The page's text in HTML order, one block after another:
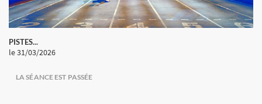
PISTES...
le 31/03/2026
LA SÉANCE EST PASSÉE